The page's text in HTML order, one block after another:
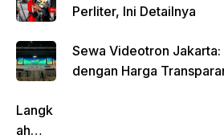
Perliter, Ini Detailnya
Sewa Videotron Jakarta:
dengan Harga
Langk
ah